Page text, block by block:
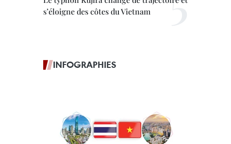
s’éloigne des côtes du Vietnam
INFOGRAPHIES